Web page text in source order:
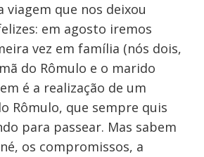
viagem que nos deixou
em agosto iremos
vez em família (nós dois,
do Rômulo e o marido
é a realização de um
Rômulo, que sempre quis
para passear. Mas sabem
os compromissos, a